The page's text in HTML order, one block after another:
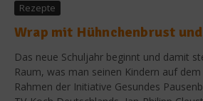
Rezepte
Wrap mit Hühnchenbrust
Das neue Schuljahr beginnt und damit
Raum, was man seinen Kindern auf
Rahmen der Initiative Gesundes